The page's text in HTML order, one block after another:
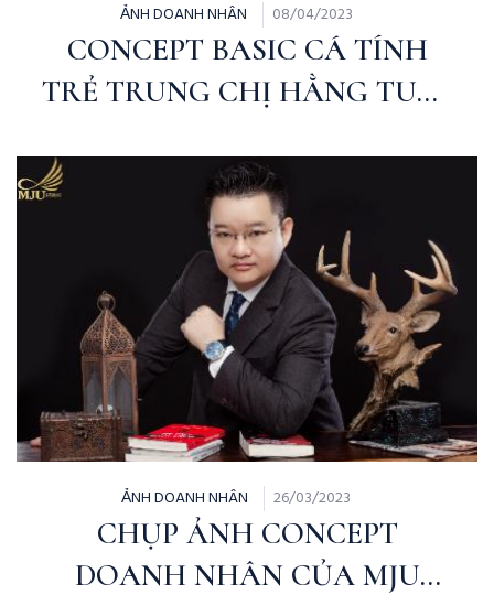
ẢNH DOANH NHÂN 08/04/2023
CONCEPT BASIC CÁ TÍNH
TRẺ TRUNG CHỊ HẰNG TUN |
ẢNH DOANH NHÂN 26/03/2023
CHỤP ẢNH CONCEPT
DOANH NHÂN CỦA MJU